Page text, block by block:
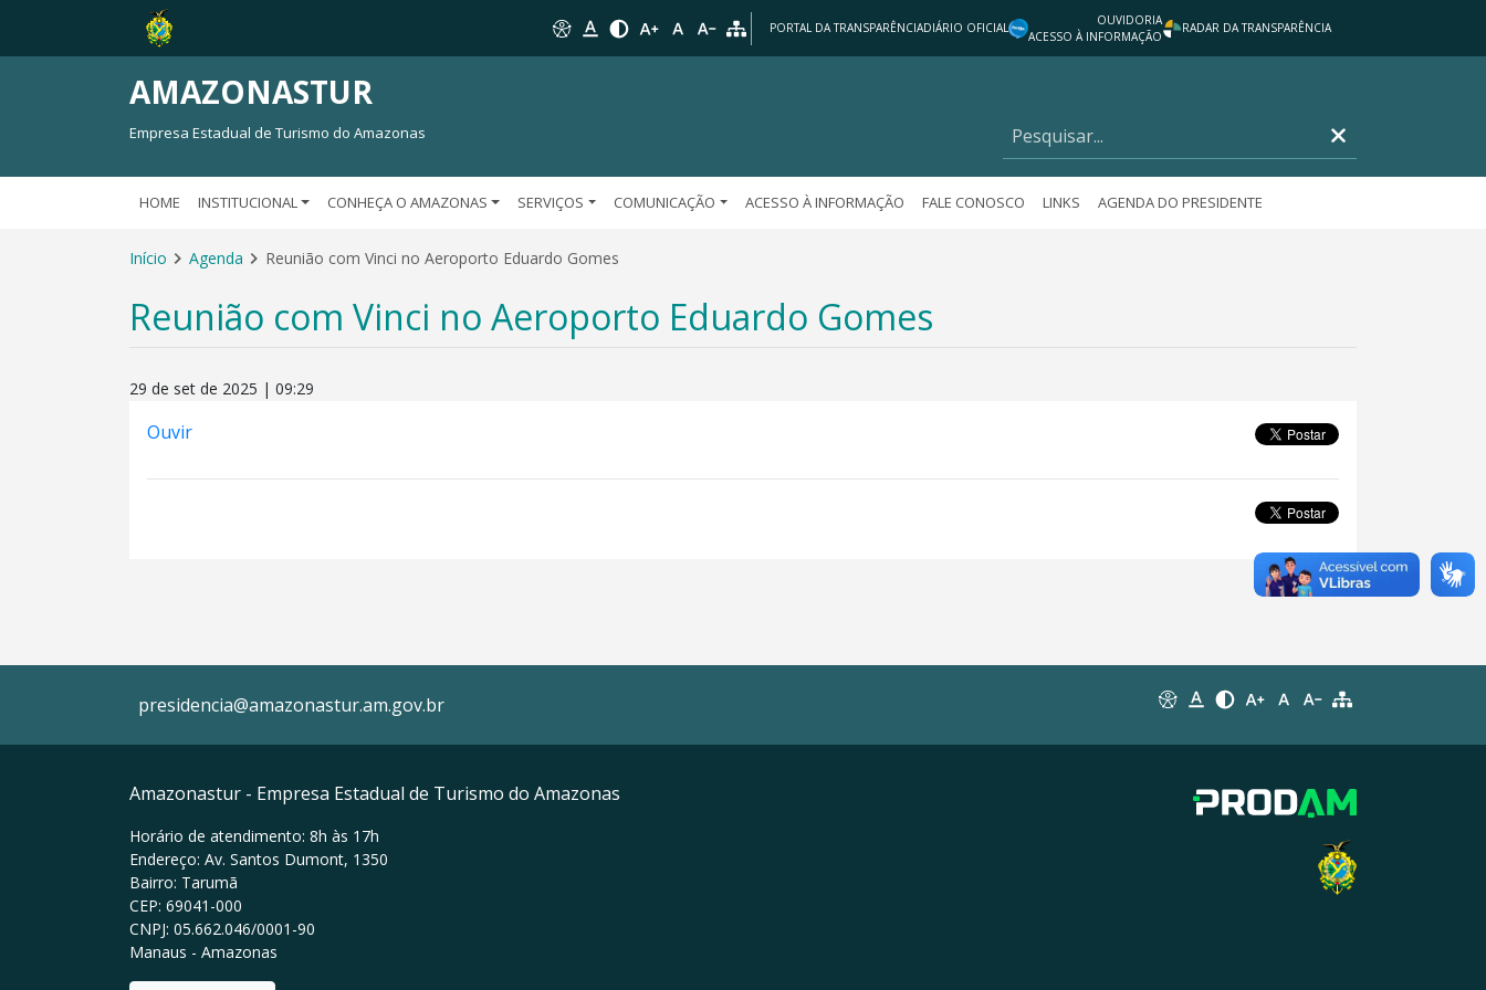
PORTAL DA TRANSPARÊNCIADIÁRIO OFICIAL
OUVIDORIA
ACESSO À INFORMAÇÃO
RADAR DA TRANSPARÊNCIA
AMAZONASTUR
Empresa Estadual de Turismo do Amazonas
HOME INSTITUCIONAL CONHEÇA O AMAZONAS SERVIÇOS COMUNICAÇÃO ACESSO À INFORMAÇÃO FALE CONOSCO LINKS AGENDA DO PRESIDENTE
Início Agenda Reunião com Vinci no Aeroporto Eduardo Gomes
Reunião com Vinci no Aeroporto Eduardo Gomes
29 de set de 2025 | 09:29
Ouvir
presidencia@amazonastur.am.gov.br
Amazonastur - Empresa Estadual de Turismo do Amazonas
Horário de atendimento: 8h às 17h
Endereço: Av. Santos Dumont, 1350
Bairro: Tarumã
CEP: 69041-000
CNPJ: 05.662.046/0001-90
Manaus - Amazonas